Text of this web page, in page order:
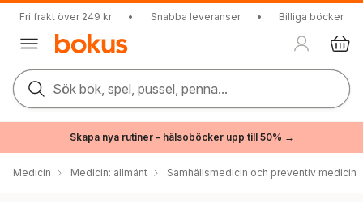
Fri frakt över 249 kr • Snabba leveranser • Billiga böcker
Sök bok, spel, pussel, penna...
Skapa nya rutiner – hälsoböcker upp till 50% →
Medicin Medicin: allmänt Samhällsmedicin och preventiv medicin